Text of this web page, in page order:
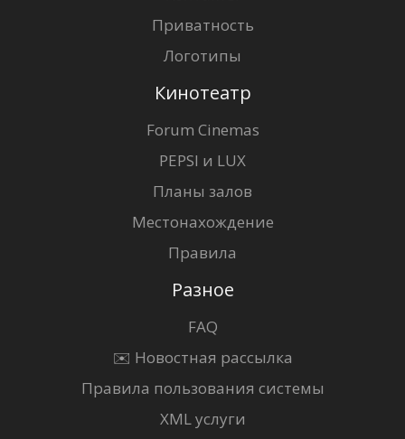
Приватность
Логотипы
Кинотеатр
Forum Cinemas
PEPSI и LUX
Планы залов
Местонахождение
Правила
Разное
FAQ
✉️ Новостная рассылка
Правила пользования системы
XML услуги